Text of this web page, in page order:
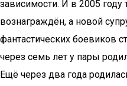
зависимости. И в 2005
вознаграждён, а новой
фантастических боевиков
через семь лет у пары
Ещё через два года